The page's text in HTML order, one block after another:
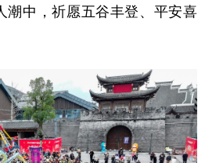
亚太网 上市公司
潮中，祈愿五谷丰登、平安喜